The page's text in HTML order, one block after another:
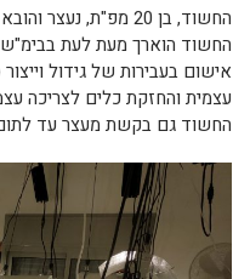
החשוד, בן 20 מפ"ת,
החשוד הוארך מעת לעת
אישום בעבירות של גידול
עצמית והחזקת כלים לצריכה
החשוד גם בקשת מעצר עד